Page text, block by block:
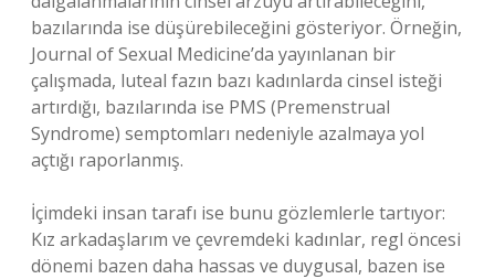
bazılarında ise düşürebileceğini gösteriyor. Örneğin,
Journal of Sexual Medicine’da yayınlanan bir
çalışmada, luteal fazın bazı kadınlarda cinsel isteği
artırdığı, bazılarında ise PMS (Premenstrual
Syndrome) semptomları nedeniyle azalmaya yol
açtığı raporlanmış.
İçimdeki insan tarafı ise bunu gözlemlerle tartıyor:
Kız arkadaşlarım ve çevremdeki kadınlar, regl öncesi
dönemi bazen daha hassas ve duygusal, bazen ise